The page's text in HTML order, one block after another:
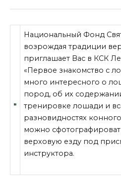
Национальный Фонд
возрождая традиции
приглашает Вас в КСК
«Первое знакомство с
много интересного о
пород, об их
тренировке лошади и
разновидностях
можно
верховую езду под
инструктора.